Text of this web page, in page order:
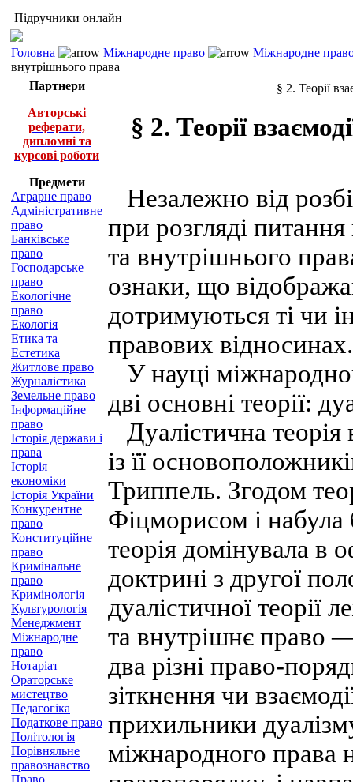
Підручники онлайн
Головна Міжнародне право
Міжнародне
внутрішнього права
Партнери
Авторські
реферати,
дипломні та
курсові роботи
Предмети
Аграрне право
Адміністративне
право
Банківське
право
Господарське
право
Екологічне
право
Екологія
Етика та
Естетика
Житлове право
Журналістика
Земельне право
Інформаційне
право
Історія держави і
права
Історія
економіки
Історія України
Конкурентне
право
Конституційне
право
Кримінальне
право
Кримінологія
Культурологія
Менеджмент
Міжнародне
право
Нотаріат
Ораторське
мистецтво
Педагогіка
Податкове право
Політологія
Порівняльне
правознавство
Право
§ 2. Теорії
§ 2. Теорії
Незалежно від
при розгляді
та внутрішнього
ознаки, що
дотримуються ті чи
правових відносинах.
У науці
дві основні теорії:
Дуалістична
із її
Триппель. Згодом
Фіцморисом і набула
теорія домінувала в
доктрині з другої
дуалістичної
та внутрішнє право
два різні право-
зіткнення чи
прихильники
міжнародного права